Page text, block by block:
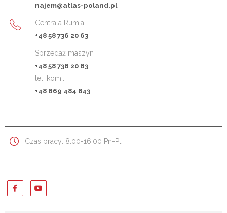
najem@atlas-poland.pl
Centrala Rumia
+48 58 736 20 63
Sprzedaż maszyn
+48 58 736 20 63
tel. kom.:
+48 669 484 843
Czas pracy: 8:00-16:00 Pn-Pt